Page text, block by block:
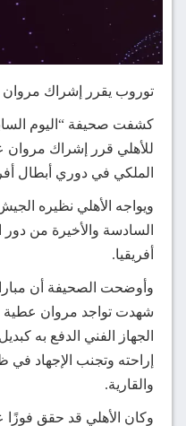
توروب يقرر إشراك
كشفت صحيفة “اليوم
للأهلي قرر إشراك
الملكي في دوري أبطال
ويواجه الأهلي نظيره
السادسة والأخيرة من
أفريقيا.
وأوضحت الصحيفة أن
شهدت تواجد مروان عطية
الجهاز الفني الدفع به
إراحته وتجنب الإجهاد
والقارية.
وكان الأهلي قد حقق فوزًا